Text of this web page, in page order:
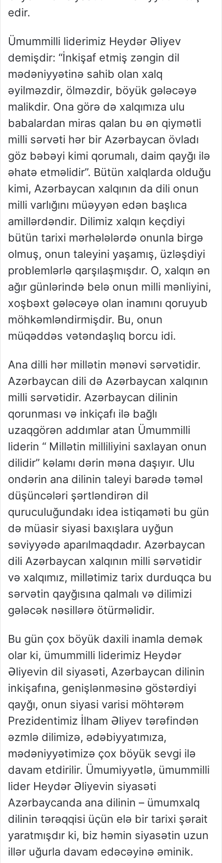
edir.
Ümummilli liderimiz Heydər Əliyev
demişdir: “İnkişaf etmiş zəngin dil
mədəniyyətinə sahib olan xalq
əyilməzdir, ölməzdir, böyük gələcəyə
malikdir. Ona görə də xalqımıza ulu
babalardan miras qalan bu ən qiymətli
milli sərvəti hər bir Azərbaycan övladı
göz bəbəyi kimi qorumalı, daim qayğı ilə
əhatə etməlidir”. Bütün xalqlarda olduğu
kimi, Azərbaycan xalqının da dili onun
milli varlığını müəyyən edən başlıca
amillərdəndir. Dilimiz xalqın keçdiyi
bütün tarixi mərhələlərdə onunla birgə
olmuş, onun taleyini yaşamış, üzləşdiyi
problemlərlə qarşılaşmışdır. O, xalqın ən
ağır günlərində belə onun milli mənliyini,
xoşbəxt gələcəyə olan inamını qoruyub
möhkəmləndirmişdir. Bu, onun
müqəddəs vətəndaşlıq borcu idi.
Ana dilli hər millətin mənəvi sərvətidir.
Azərbaycan dili də Azərbaycan xalqının
milli sərvətidir. Azərbaycan dilinin
qorunması və inkiçafı ilə bağlı
uzaqgörən addımlar atan Ümummilli
liderin “ Millətin milliliyini saxlayan onun
dilidir” kəlamı dərin məna daşıyır. Ulu
ondərin ana dilinin taleyi barədə təməl
düşüncələri şərtləndirən dil
quruculuğundakı idea istiqaməti bu gün
də müasir siyasi baxışlara uyğun
səviyyədə aparılmaqdadır. Azərbaycan
dili Azərbaycan xalqının milli sərvətidir
və xalqımız, millətimiz tarix durduqca bu
sərvətin qayğısına qalmalı və dilimizi
gələcək nəsillərə ötürməlidir.
Bu gün çox böyük daxili inamla demək
olar ki, ümummilli liderimiz Heydər
Əliyevin dil siyasəti, Azərbaycan dilinin
inkişafına, genişlənməsinə göstərdiyi
qayğı, onun siyasi varisi möhtərəm
Prezidentimiz İlham Əliyev tərəfindən
əzmlə dilimizə, ədəbiyyatımıza,
mədəniyyətimizə çox böyük sevgi ilə
davam etdirilir. Ümumiyyətlə, ümummilli
lider Heydər Əliyevin siyasəti
Azərbaycanda ana dilinin – ümumxalq
dilinin tərəqqisi üçün elə bir tarixi şərait
yaratmışdır ki, biz həmin siyasətin uzun
illər uğurla davam edəcəyinə əminik.